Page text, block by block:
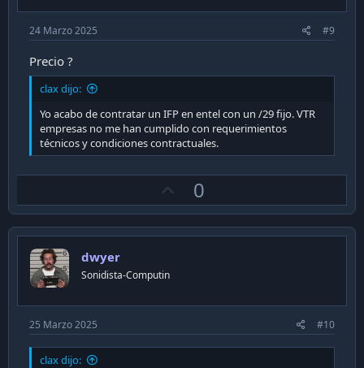
24 Marzo 2025 #9
Precio ?
clax dijo:
Yo acabo de contratar un IFP en entel con un /29 fijo. VTR
empresas no me han cumplido con requerimientos
técnicos y condiciones contractuales.
p
v
0
dwyer
Sonidista-Computin
25 Marzo 2025 #10
clax dijo: